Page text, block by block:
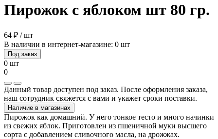
Пирожок с яблоком шт 80 гр.
64 ₽ / шт
В наличии в интернет-магазине: 0 шт
Под заказ
0 шт
0
Данный товар доступен под заказ. После оформления заказа,
наш сотрудник свяжется с вами и укажет сроки поставки.
Наличие в магазинах
Пирожок как домашний. У него тонкое тесто и много начинки
из свежих яблок. Приготовлен из пшеничной муки высшего
сорта с добавлением сливочного масла, на дрожжах.